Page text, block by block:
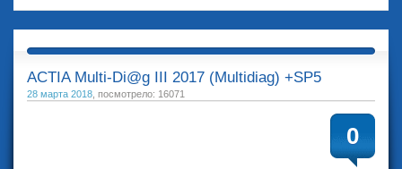
ACTIA Multi-Di@g III 2017 (Multidiag) +SP5
28 марта 2018 , посмотрело: 16071
0